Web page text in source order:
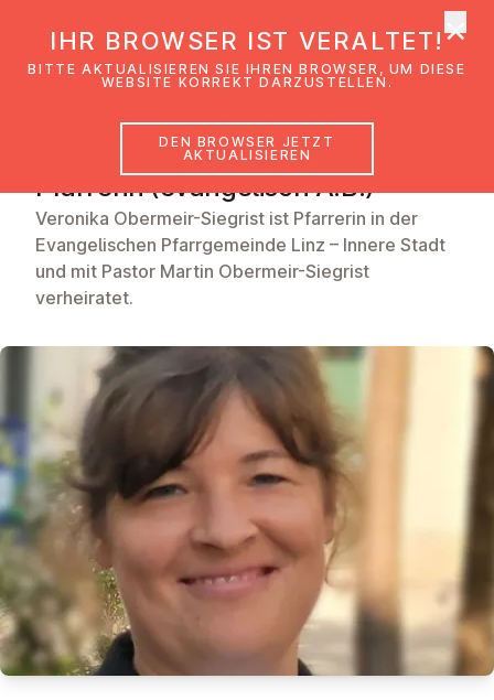
Veronika Obermeir-Siegrist
Pfarrerin (evangelisch A.B.)
Veronika Obermeir-Siegrist ist Pfarrerin in der
Evangelischen Pfarrgemeinde Linz – Innere Stadt
und mit Pastor Martin Obermeir-Siegrist
verheiratet.
IHR BROWSER IST VERALTET!
BITTE AKTUALISIEREN SIE IHREN BROWSER, UM DIESE
WEBSITE KORREKT DARZUSTELLEN.
DEN BROWSER JETZT
AKTUALISIEREN
×